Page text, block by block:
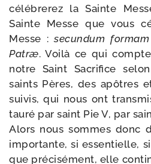
célé­bre­rez la Sainte
Sainte Messe que vous
Messe :secun­dum
Patræ. Voilà ce qui
notre Saint Sacrifice
saints Pères, des apôtres
sui­vis, qui nous ont
tau­ré par saint Pie V, par
Alors nous sommes donc
impor­tante, si essen­tielle,
que pré­ci­sé­ment, elle